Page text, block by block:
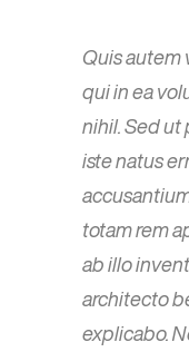
Quis autem
qui in ea
nihil. Sed ut
iste natus
totam rem
ab illo
architecto
explicabo.